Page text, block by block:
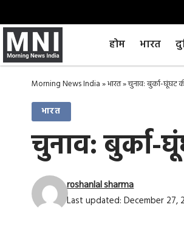
होम भारत
Morning News India»भारत»चुनाव: बुर्का-घूंघट
भारत
चुनाव: बुर्का-
Last updated: December 27,
roshanlal sharma